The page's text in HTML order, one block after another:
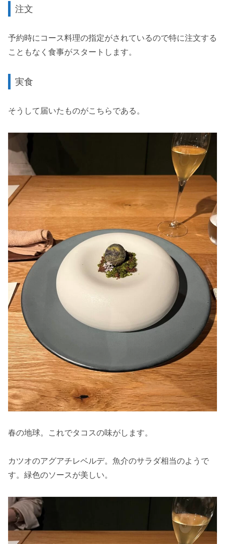
注文
予約時にコース料理の指定がされているので特に注文する
こともなく食事がスタートします。
実食
そうして届いたものがこちらである。
春の地球。これでタコスの味がします。
カツオのアグアチレベルデ。魚介のサラダ相当のようで
す。緑色のソースが美しい。